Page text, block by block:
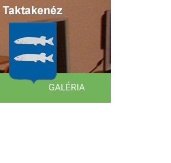
GALÉRIA